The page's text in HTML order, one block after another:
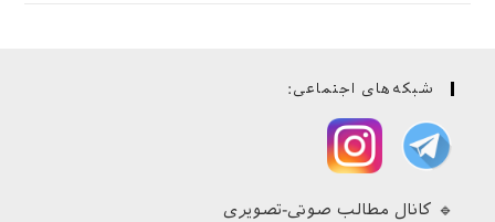
شبکه‌های اجتماعی:
🔹 کانال مطالب صوتی-تصویری